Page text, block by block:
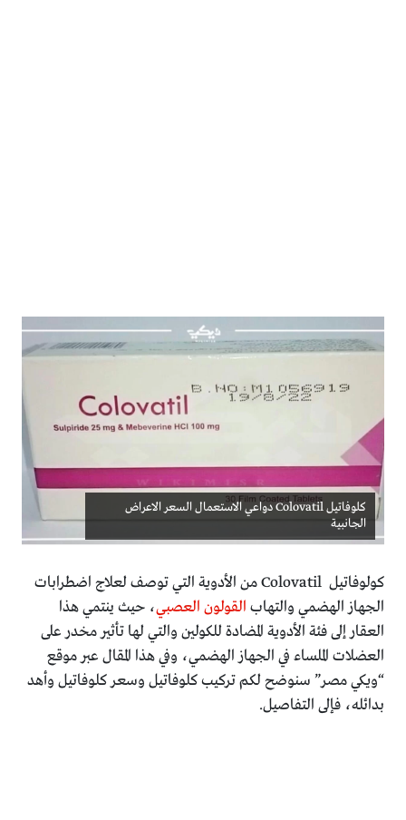
كلوفاتيل Colovatil دواعي الاستعمال السعر الاعراض
الجانبية
كولوفاتيل Colovatil من الأدوية التي توصف لعلاج اضطرابات
الجهاز الهضمي والتهاب القولون العصبي، حيث ينتمي هذا
العقار إلى فئة الأدوية المضادة للكولين والتي لها تأثير مخدر على
العضلات الملساء في الجهاز الهضمي، وفي هذا المقال عبر موقع
“ويكي مصر” سنوضح لكم تركيب كلوفاتيل وسعر كلوفاتيل وأهد
بدائله، فإلى التفاصيل.